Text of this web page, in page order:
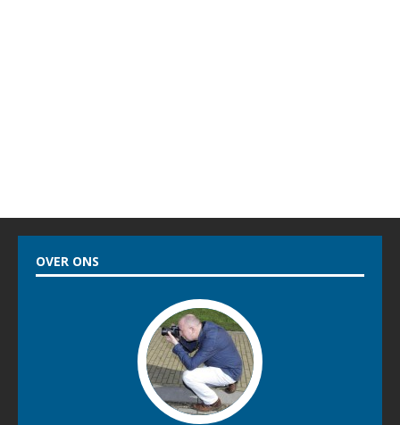
DeDoornenburger.nl… een website met dagelijks nieuws,
foto’s en commentaren voor inwoners, verenigingen,
bedrijven, expats en voor iedereen die Doornenburg een